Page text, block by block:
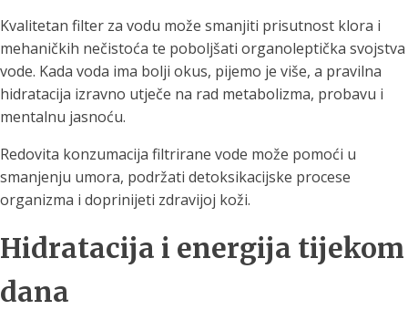
Kvalitetan filter za vodu može smanjiti prisutnost klora i
mehaničkih nečistoća te poboljšati organoleptička svojstva
vode. Kada voda ima bolji okus, pijemo je više, a pravilna
hidratacija izravno utječe na rad metabolizma, probavu i
mentalnu jasnoću.
Redovita konzumacija filtrirane vode može pomoći u
smanjenju umora, podržati detoksikacijske procese
organizma i doprinijeti zdravijoj koži.
Hidratacija i energija tijekom
dana